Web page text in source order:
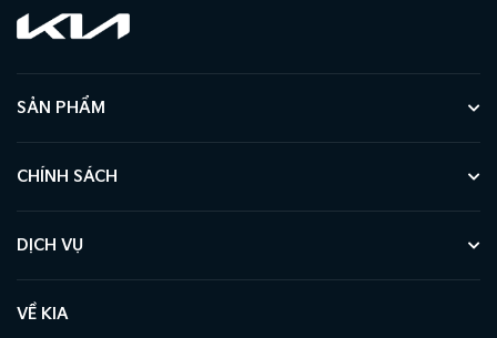
SẢN PHẨM
CHÍNH SÁCH
DỊCH VỤ
VỀ KIA